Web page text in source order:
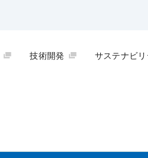
技術開発 サステナビリ